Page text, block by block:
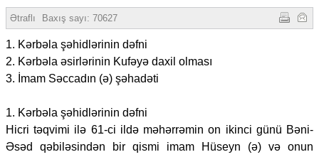
Ətraflı Baxış sayı: 70627
1. Kərbəla şəhidlərinin dəfni
2. Kərbəla əsirlərinin Kufəyə daxil olması
3. İmam Səccadın (ə) şəhadəti
1. Kərbəla şəhidlərinin dəfni
Hicri təqvimi ilə 61-ci ildə məhərrəmin on ikinci günü Bəni-
Əsəd qəbiləsindən bir qismi imam Hüseyn (ə) və onun